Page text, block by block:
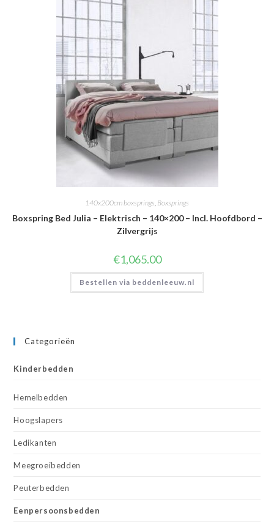
140x200cm boxsprings, Boxsprings
Boxspring Bed Julia – Elektrisch – 140×200 – Incl. Hoofdbord –
Zilvergrijs
€1,065.00
Bestellen via beddenleeuw.nl
Categorieën
Kinderbedden
Hemelbedden
Hoogslapers
Ledikanten
Meegroeibedden
Peuterbedden
Eenpersoonsbedden